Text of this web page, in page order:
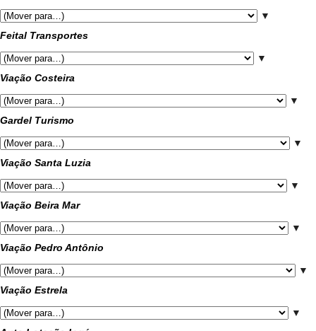
▼
Feital Transportes
▼
Viação Costeira
▼
Gardel Turismo
▼
Viação Santa Luzia
▼
Viação Beira Mar
▼
Viação Pedro Antônio
▼
Viação Estrela
▼